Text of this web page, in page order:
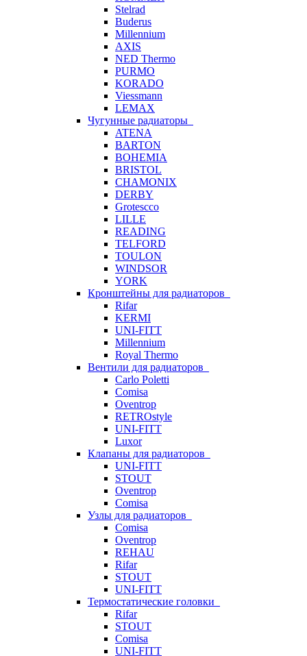
Stelrad
Buderus
Millennium
AXIS
NED Thermo
PURMO
KORADO
Viessmann
LEMAX
Чугунные радиаторы
ATENA
BARTON
BOHEMIA
BRISTOL
CHAMONIX
DERBY
Grotescco
LILLE
READING
TELFORD
TOULON
WINDSOR
YORK
Кронштейны для радиаторов
Rifar
KERMI
UNI-FITT
Millennium
Royal Thermo
Вентили для радиаторов
Carlo Poletti
Comisa
Oventrop
RETROstyle
UNI-FITT
Luxor
Клапаны для радиаторов
UNI-FITT
STOUT
Oventrop
Comisa
Узлы для радиаторов
Comisa
Oventrop
REHAU
Rifar
STOUT
UNI-FITT
Термостатические головки
Rifar
STOUT
Comisa
UNI-FITT